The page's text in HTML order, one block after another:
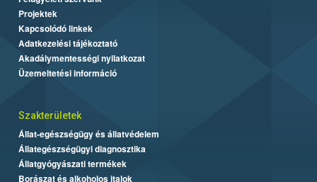
Projektek
Kapcsolódó linkek
Adatkezelési tájékoztató
Akadálymentességi nyilatkozat
Üzemeltetési információ
Szakterületek
Állat-egészségügy és állatvédelem
Állategészségügyi diagnosztika
Állatgyógyászati termékek
Borászat és alkoholos italok